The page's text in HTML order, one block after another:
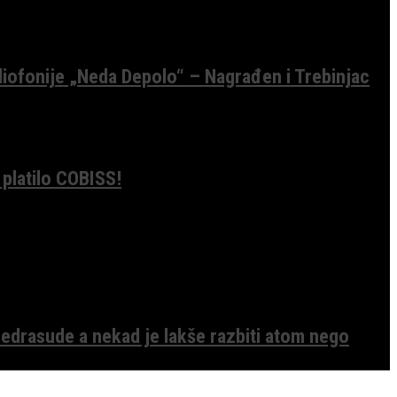
„Neda Depolo“ – Nagrađen i Trebinjac
COBISS!
a nekad je lakše razbiti atom nego